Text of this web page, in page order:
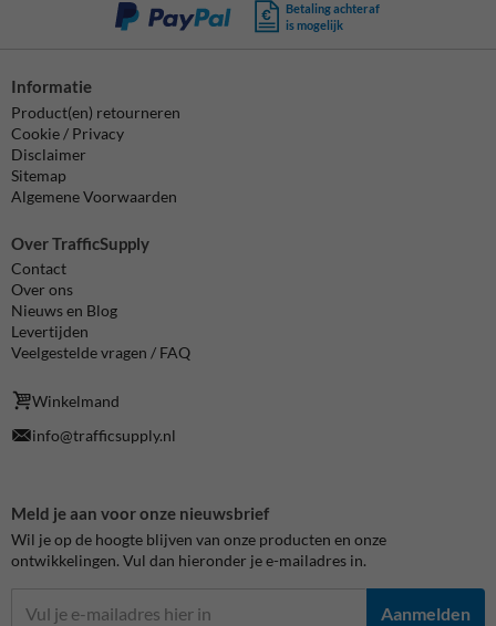
Betaling achteraf
is mogelijk
Informatie
Product(en) retourneren
Cookie / Privacy
Disclaimer
Sitemap
Algemene Voorwaarden
Over TrafficSupply
Contact
Over ons
Nieuws en Blog
Levertijden
Veelgestelde vragen / FAQ
Winkelmand
info@trafficsupply.nl
Meld je aan voor onze nieuwsbrief
Wil je op de hoogte blijven van onze producten en onze
ontwikkelingen. Vul dan hieronder je e-mailadres in.
Aanmelden